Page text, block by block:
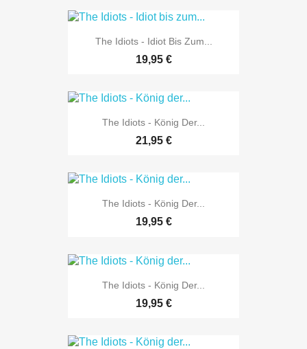
The Idiots - Idiot Bis Zum...
19,95 €
The Idiots - König Der...
21,95 €
The Idiots - König Der...
19,95 €
The Idiots - König Der...
19,95 €